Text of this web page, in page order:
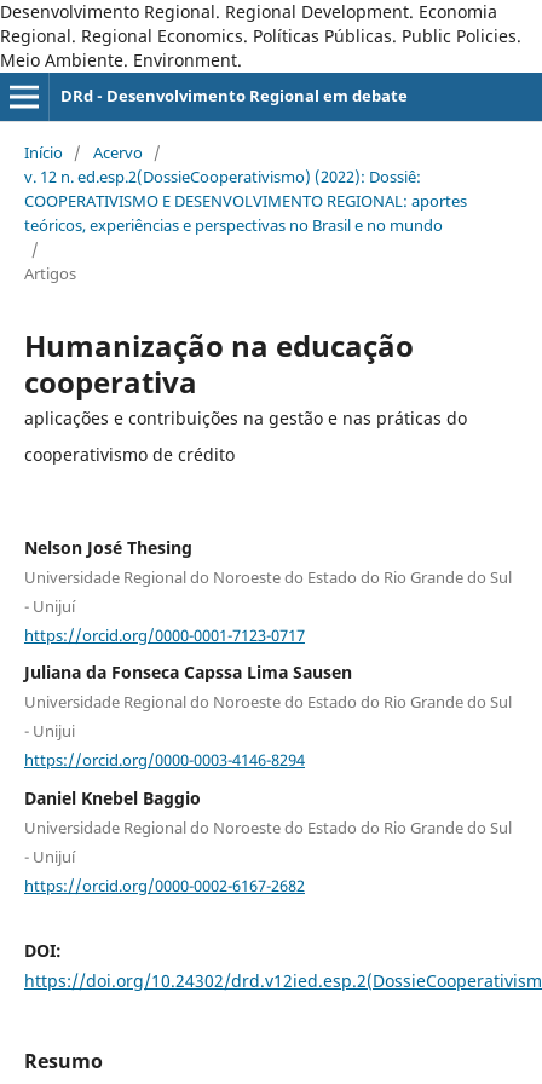
Desenvolvimento Regional. Regional Development. Economia
Regional. Regional Economics. Políticas Públicas. Public Policies.
Meio Ambiente. Environment.
DRd - Desenvolvimento Regional em debate
Início / Acervo /
v. 12 n. ed.esp.2(DossieCooperativismo) (2022): Dossiê:
COOPERATIVISMO E DESENVOLVIMENTO REGIONAL: aportes
teóricos, experiências e perspectivas no Brasil e no mundo
/
Artigos
Humanização na educação
cooperativa
aplicações e contribuições na gestão e nas práticas do
cooperativismo de crédito
Nelson José Thesing
Universidade Regional do Noroeste do Estado do Rio Grande do Sul
- Unijuí
https://orcid.org/0000-0001-7123-0717
Juliana da Fonseca Capssa Lima Sausen
Universidade Regional do Noroeste do Estado do Rio Grande do Sul
- Unijui
https://orcid.org/0000-0003-4146-8294
Daniel Knebel Baggio
Universidade Regional do Noroeste do Estado do Rio Grande do Sul
- Unijuí
https://orcid.org/0000-0002-6167-2682
DOI:
https://doi.org/10.24302/
Resumo